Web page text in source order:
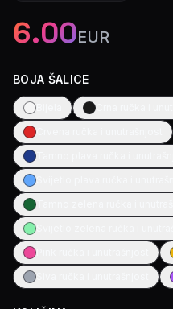
6.00EUR
BOJA ŠALICE